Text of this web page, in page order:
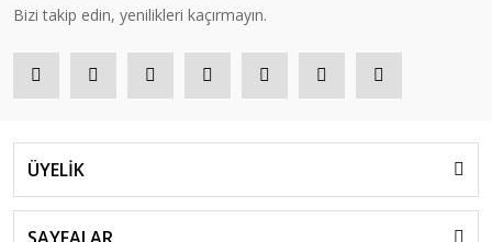
Bizi takip edin, yenilikleri kaçırmayın.
ÜYELİK